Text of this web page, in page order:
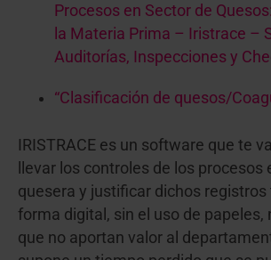
Procesos en Sector de
la Materia Prima – Iristrace –
Auditorías, Inspecciones y
“Clasificación de quesos/
IRISTRACE es un software que te
llevar los controles de los procesos
quesera y justificar dichos
forma digital, sin el uso de papeles,
que no aportan valor al